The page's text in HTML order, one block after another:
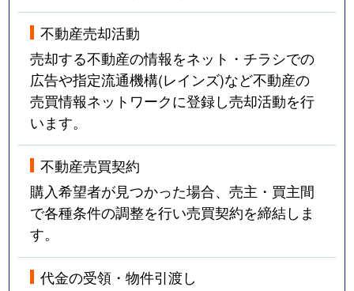
不動産売却活動
売却する不動産の情報をネット・チラシでの
広告や指定流通機構(レインズ)など不動産の
売買情報ネットワークに登録し売却活動を行
います。
不動産売買契約
購入希望者が見つかった場合、売主・買主間
で各種条件の調整を行い売買契約を締結しま
す。
代金の受領・物件引渡し